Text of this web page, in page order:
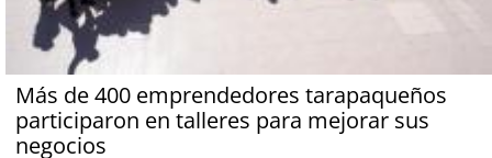
Más de 400 emprendedores tarapaqueños
participaron en talleres para mejorar sus
negocios